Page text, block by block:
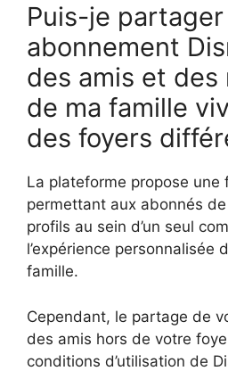
Puis-je partager
abonnement
des amis et des
de ma famille
des foyers
La plateforme propose une
permettant aux abonnés
profils au sein d’un seul
l’expérience personnalisée
famille.
Cependant, le partage de
des amis hors de votre
conditions d’utilisation de